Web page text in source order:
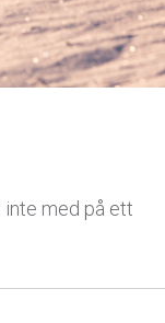
inte med på ett